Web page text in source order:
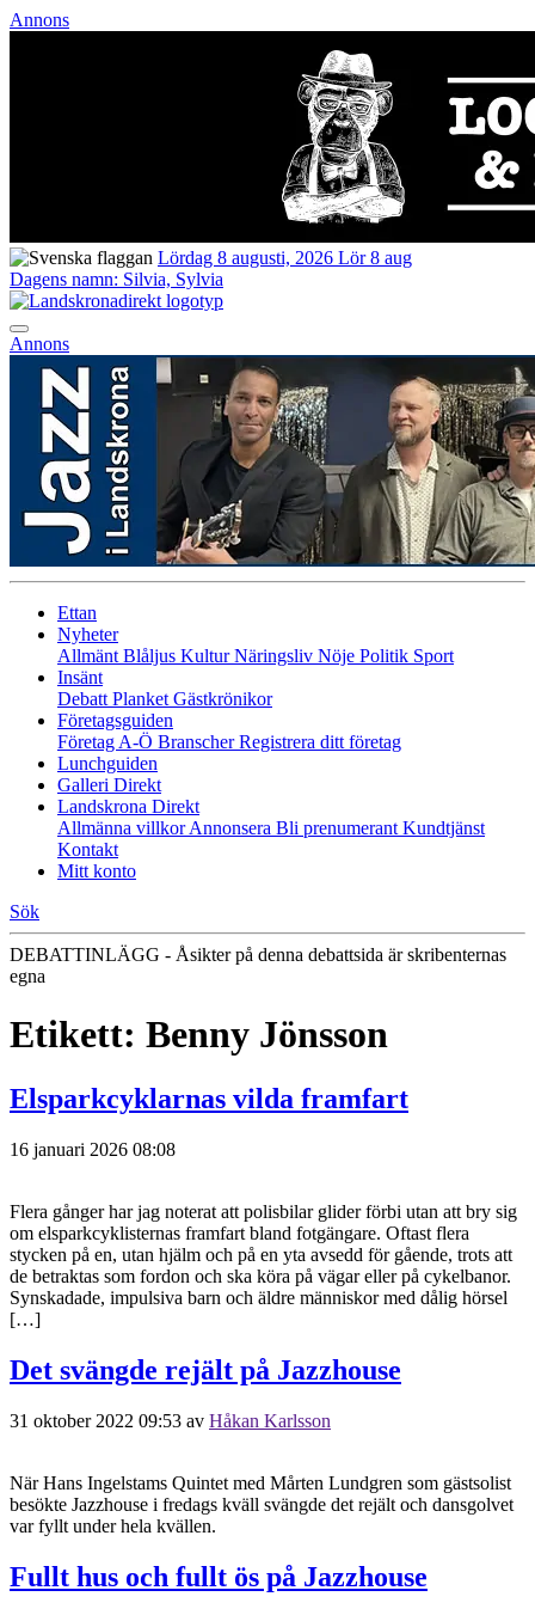
Annons
Lördag 8 augusti, 2026 Lör 8 aug
Dagens namn: Silvia, Sylvia
Annons
Ettan
Nyheter
Allmänt Blåljus KulturNäringsliv Nöje Politik Sport
Insänt
Debatt Planket Gästkrönikor
Företagsguiden
Företag A-Ö BranscherRegistrera ditt företag
Lunchguiden
Galleri Direkt
Landskrona Direkt
Allmänna villkorAnnonsera Bli prenumerant Kundtjänst
Kontakt
Mitt konto
Sök
DEBATTINLÄGG - Åsikter på denna debattsida är skribenternas
egna
Etikett: Benny Jönsson
Elsparkcyklarnas vilda framfart
16 januari 2026 08:08
Flera gånger har jag noterat att polisbilar glider förbi utan att bry sig
om elsparkcyklisternas framfart bland fotgängare. Oftast flera
stycken på en, utan hjälm och på en yta avsedd för gående, trots att
de betraktas som fordon och ska köra på vägar eller på cykelbanor.
Synskadade, impulsiva barn och äldre människor med dålig hörsel
[…]
Det svängde rejält på Jazzhouse
31 oktober 2022 09:53 av Håkan Karlsson
När Hans Ingelstams Quintet med Mårten Lundgren som gästsolist
besökte Jazzhouse i fredags kväll svängde det rejält och dansgolvet
var fyllt under hela kvällen.
Fullt hus och fullt ös på Jazzhouse